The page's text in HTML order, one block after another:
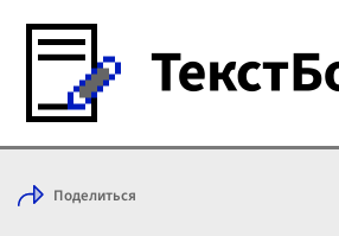
Войти с Telegram
Поделиться